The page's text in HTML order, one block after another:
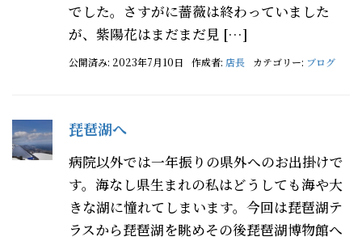
でした。さすがに薔薇は終わっていました
が、紫陽花はまだまだ見 […]
公開済み: 2023年7月10日 作成者: 店長 カテゴリー: ブログ
琵琶湖へ
病院以外では一年振りの県外へのお出掛けで
す。海なし県生まれの私はどうしても海や大
きな湖に憧れてしまいます。今回は琵琶湖テ
ラスから琵琶湖を眺めその後琵琶湖博物館へ